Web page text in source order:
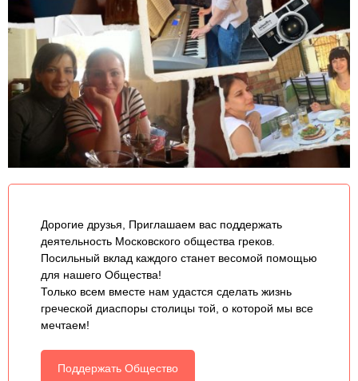
Дорогие друзья, Приглашаем вас поддержать
деятельность Московского общества греков.
Посильный вклад каждого станет весомой помощью
для нашего Общества!
Только всем вместе нам удастся сделать жизнь
греческой диаспоры столицы той, о которой мы все
мечтаем!
Поддержать Общество